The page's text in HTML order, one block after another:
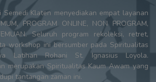
Semedi Klaten menyediakan empat layanan
PROGRAM ONLINE, NON PROGRAM,
Seluruh program rekoleksi, retret,
workshop ini bersumber pada Spiritualitas
Latihan Rohani St. Ignasius Loyola.
merupakan Spiritualitas Kaum Awam yang
tantangan zaman ini.